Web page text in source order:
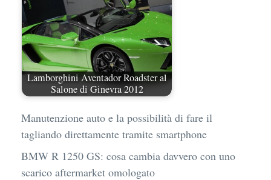
Lamborghini Aventador Roadster al
Salone di Ginevra 2012
Manutenzione auto e la possibilità di fare il
tagliando direttamente tramite smartphone
BMW R 1250 GS: cosa cambia davvero con uno
scarico aftermarket omologato